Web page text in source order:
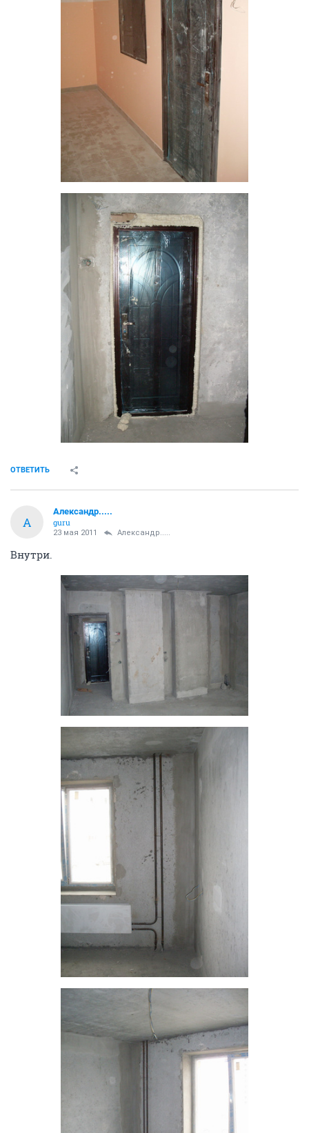
ОТВЕТИТЬ
А
Александр.....
guru
23 мая 2011 Александр.....
Внутри.